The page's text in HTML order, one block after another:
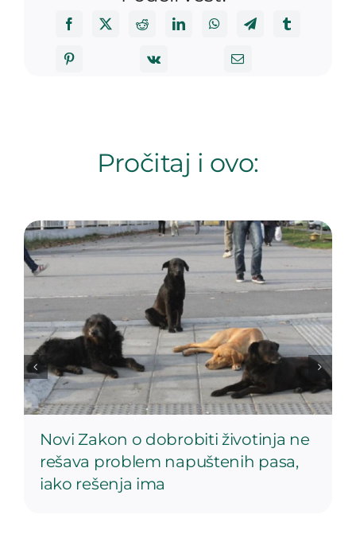
Pročitaj i ovo:
Novi Zakon o dobrobiti životinja ne
rešava problem napuštenih pasa,
iako rešenja ima